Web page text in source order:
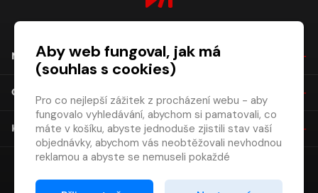
NÁKUP
O SPOLEČNOSTI
KONTAKT
Aby web fungoval, jak má
(souhlas s cookies)
Pro co nejlepší zážitek z procházení webu - aby
fungovalo vyhledávání, abychom si pamatovali, co
máte v košíku, abyste jednoduše zjistili stav vaší
objednávky, abychom vás neobtěžovali nevhodnou
reklamou a abyste se nemuseli pokaždé